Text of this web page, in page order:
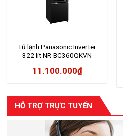
HỖ TRỢ TRỰC TUYẾN
Tủ lạnh Panasonic Inverter
322 lít NR-BC360QKVN
11.100.000₫